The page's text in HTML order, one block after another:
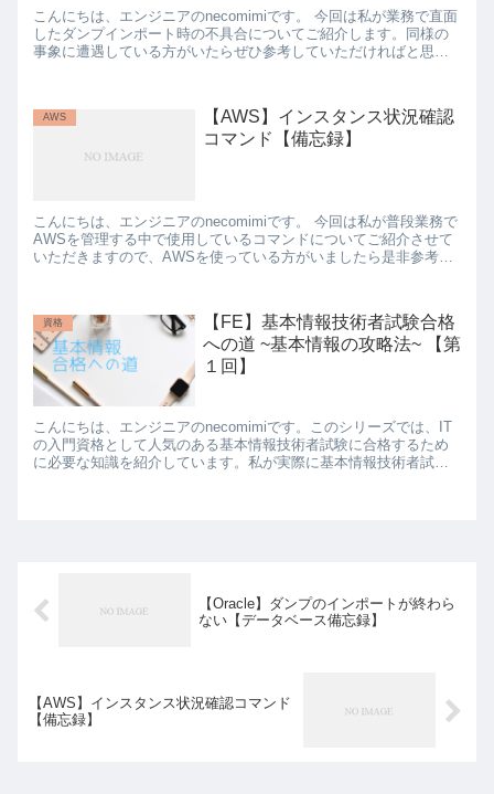
こんにちは、エンジニアのnecomimiです。 今回は私が業務で直面
したダンプインポート時の不具合についてご紹介します。同様の
事象に遭遇している方がいたらぜひ参考していただければと思い
AWS
【AWS】インスタンス状況確認
コマンド【備忘録】
こんにちは、エンジニアのnecomimiです。 今回は私が普段業務で
AWSを管理する中で使用しているコマンドについてご紹介させて
いただきますので、AWSを使っている方がいましたら是非参考に
資格
【FE】基本情報技術者試験合格
への道 ~基本情報の攻略法~ 【第
１回】
こんにちは、エンジニアのnecomimiです。このシリーズでは、IT
の入門資格として人気のある基本情報技術者試験に合格するため
に必要な知識を紹介しています。私が実際に基本情報技術者試験
【Oracle】ダンプのインポートが終わら
ない【データベース備忘録】
【AWS】インスタンス状況確認コマンド
【備忘録】